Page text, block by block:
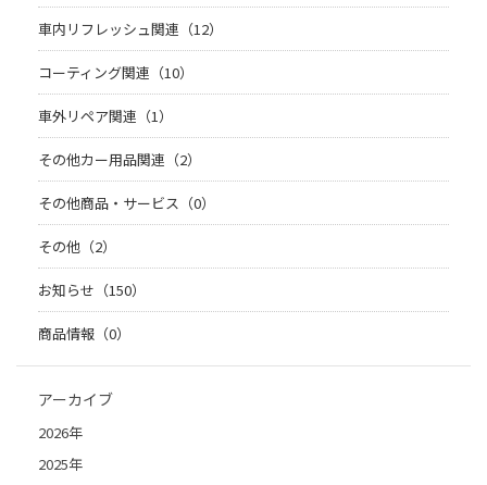
車内リフレッシュ関連（12）
コーティング関連（10）
車外リペア関連（1）
その他カー用品関連（2）
その他商品・サービス（0）
その他（2）
お知らせ（150）
商品情報（0）
アーカイブ
2026年
2025年